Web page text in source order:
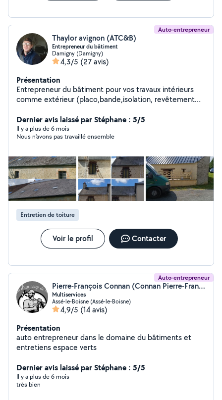
Auto-entrepreneur
Thaylor avignon (ATC&B)
Entrepreneur du bâtiment
Damigny (Damigny)
4,3/5 (27 avis)
Présentation
Entrepreneur du bâtiment pour vos travaux intérieurs
comme extérieur (placo,bande,isolation, revêtement
de cuisine, maçonnerie, faïence, carrelage...) une
formation en électricité et titulaire d'un CAP en
couverture.
Dernier avis laissé par Stéphane : 5/5
Il y a plus de 6 mois
Nous n'avons pas travaillé ensemble
Entretien de toiture
Voir le profil Contacter
Auto-entrepreneur
Pierre-François Connan (Connan Pierre-François)
Multiservices
Assé-le-Boisne (Assé-le-Boisne)
4,9/5 (14 avis)
Présentation
auto entrepreneur dans le domaine du bâtiments et
entretiens espace verts
Dernier avis laissé par Stéphane : 5/5
Il y a plus de 6 mois
très bien